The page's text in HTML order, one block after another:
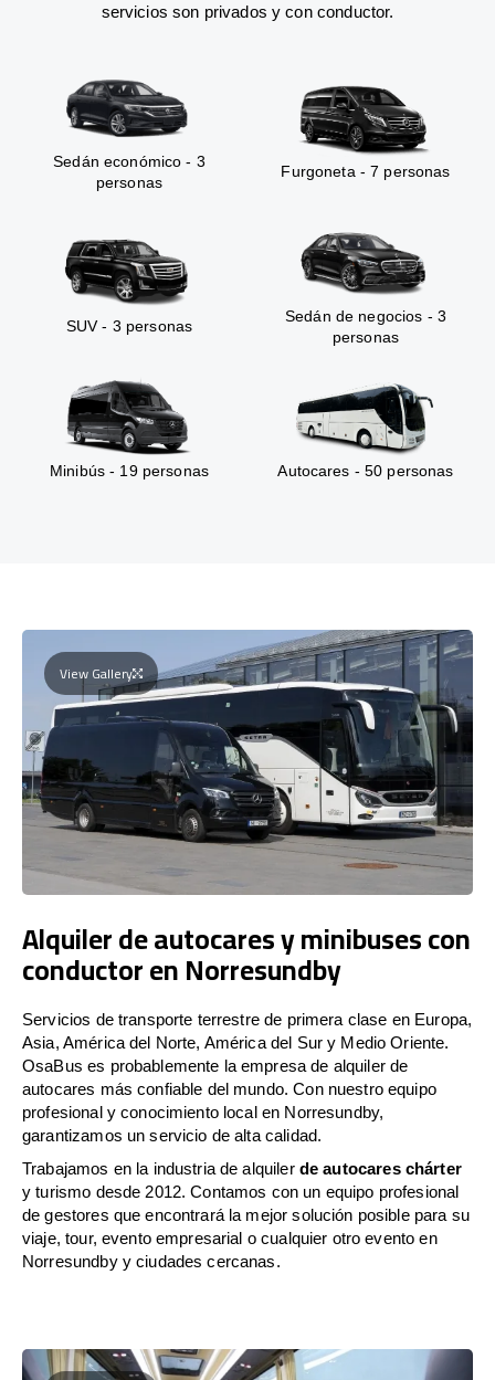
servicios son privados y con conductor.
Sedán económico - 3
personas
Furgoneta - 7 personas
SUV - 3 personas
Sedán de negocios - 3
personas
Minibús - 19 personas Autocares - 50 personas
View Gallery
Alquiler de autocares y minibuses con
conductor en Norresundby
Servicios de transporte terrestre de primera clase en Europa,
Asia, América del Norte, América del Sur y Medio Oriente.
OsaBus es probablemente la empresa de alquiler de
autocares más confiable del mundo. Con nuestro equipo
profesional y conocimiento local en Norresundby,
garantizamos un servicio de alta calidad.
Trabajamos en la industria de alquiler de autocares chárter
y turismo desde 2012. Contamos con un equipo profesional
de gestores que encontrará la mejor solución posible para su
viaje, tour, evento empresarial o cualquier otro evento en
Norresundby y ciudades cercanas.